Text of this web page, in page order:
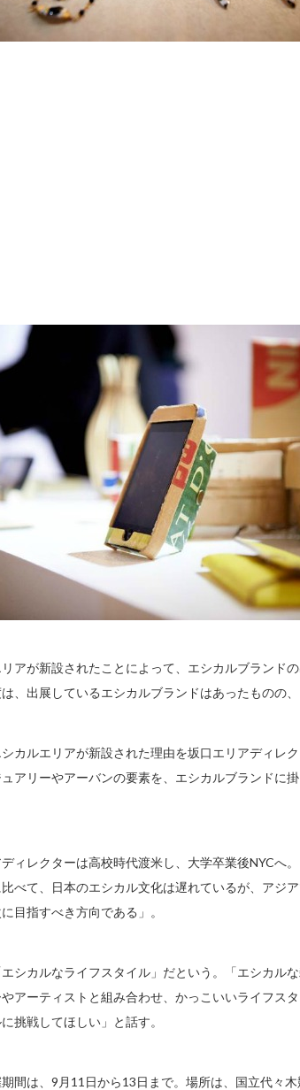
アが新設されたことによって、エシカルブランド
、出展しているエシカルブランドはあったものの
カルエリアが新設された理由を坂口エリアディレ
アリーやアーバンの要素を、エシカルブランドに
ィレクターは高校時代渡米し、大学卒業後NYCへ
比べて、日本のエシカル文化は遅れているが、アジ
目指すべき方向である」。
エシカルなライフスタイル」だという。「エシカル
アーティストと組み合わせ、かっこいいライフス
挑戦してほしい」と話す。
間は、9月11日から13日まで。場所は、国立代々